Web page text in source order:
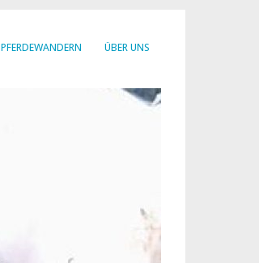
PFERDEWANDERN ÜBER UNS